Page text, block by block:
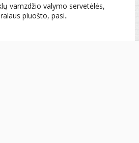
vamzdžio valymo servetėlės,
pluošto, pasi..